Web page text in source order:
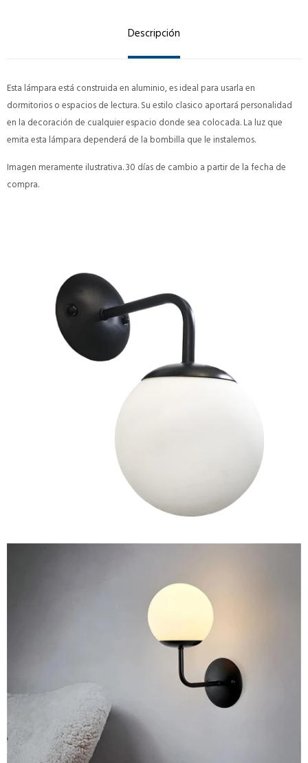
Descripción
Esta lámpara está construida en aluminio, es ideal para usarla en
dormitorios o espacios de lectura. Su estilo clasico aportará personalidad
en la decoración de cualquier espacio donde sea colocada. La luz que
emita esta lámpara dependerá de la bombilla que le instalemos.
Imagen meramente ilustrativa. 30 días de cambio a partir de la fecha de
compra.